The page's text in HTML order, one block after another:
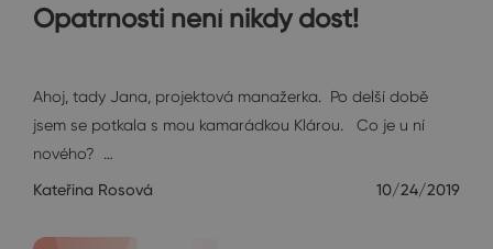
Opatrnosti není nikdy dost!
Ahoj, tady Jana, projektová manažerka. Po delší době
jsem se potkala s mou kamarádkou Klárou. Co je u ní
nového? …
Kateřina Rosová 10/24/2019